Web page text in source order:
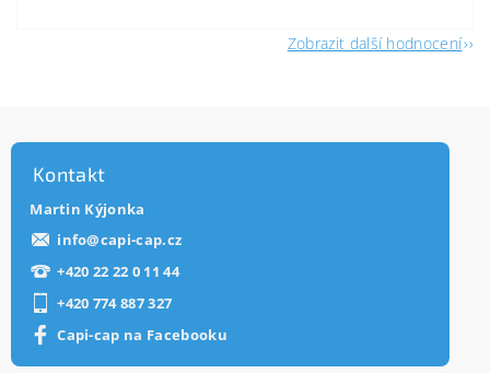
Zobrazit další hodnocení
Kontakt
Martin Kýjonka
info@capi-cap.cz
+420 22 22 0 11 44
+420 774 887 327
Capi-cap na Facebooku